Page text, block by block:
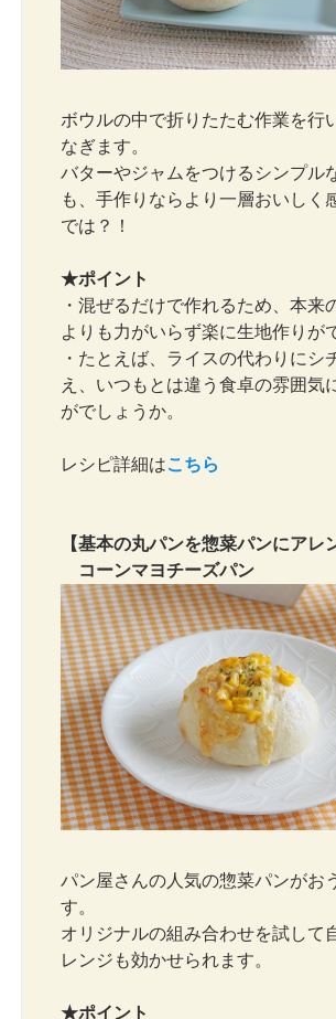
ボウルの中で折りたたむ作業を行
なぎます。
バターやジャムをつけるシンプル
も、手作りならより一層おいしく
では？！
★ポイント
・混ぜるだけで作れるため、本来
よりも力がいらず楽に生地作りが
・たとえば、ライスの代わりにシ
え、いつもとは違う食卓の雰囲気
がでしょうか。
レシピ詳細はこちら
【基本の丸パンを惣菜パンにアレ
コーンマヨチーズパン
パン屋さんの人気の惣菜パンがお
す。
オリジナルの組み合わせを試して
レンジも効かせられます。
★ポイント